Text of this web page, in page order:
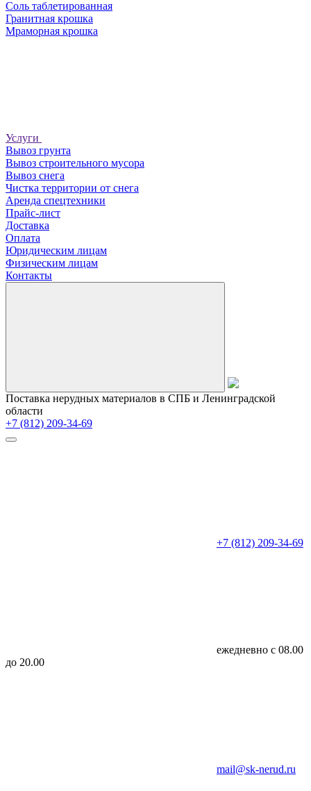
Соль таблетированная
Гранитная крошка
Мраморная крошка
Услуги
Вывоз грунта
Вывоз строительного мусора
Вывоз снега
Чистка территории от снега
Аренда спецтехники
Прайс-лист
Доставка
Оплата
Юридическим лицам
Физическим лицам
Контакты
Поставка нерудных материалов в СПБ и Ленинградской
области
+7 (812) 209-34-69
+7 (812) 209-34-69
ежедневно с 08.00
до 20.00
mail@sk-nerud.ru